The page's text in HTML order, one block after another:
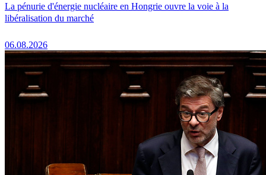
La pénurie d'énergie nucléaire en Hongrie ouvre la voie à la
libéralisation du marché
06.08.2026